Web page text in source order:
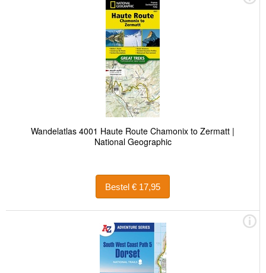
Wandelatlas 4001 Haute Route Chamonix to Zermatt |
National Geographic
Bestel € 17,95